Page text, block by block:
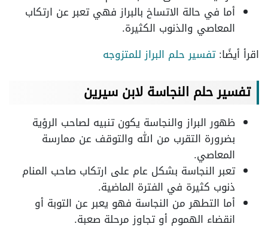
أما في حالة الاتساخ بالبراز فهي تعبر عن ارتكاب
المعاصي والذنوب الكثيرة.
اقرأ أيضًا:تفسير حلم البراز للمتزوجه
تفسير حلم النجاسة لابن سيرين
ظهور البراز والنجاسة يكون تنبيه لصاحب الرؤية
بضرورة التقرب من الله والتوقف عن ممارسة
المعاصي.
تعبر النجاسة بشكل عام على ارتكاب صاحب المنام
ذنوب كثيرة في الفترة الماضية.
أما التطهر من النجاسة فهو يعبر عن التوبة أو
انقضاء الهموم أو تجاوز مرحلة صعبة.